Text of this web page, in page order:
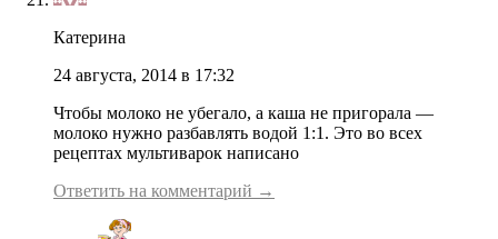
Катерина
24 августа, 2014 в 17:32
Чтобы молоко не убегало, а каша не пригорала —
молоко нужно разбавлять водой 1:1. Это во всех
рецептах мультиварок написано
Ответить на комментарий →